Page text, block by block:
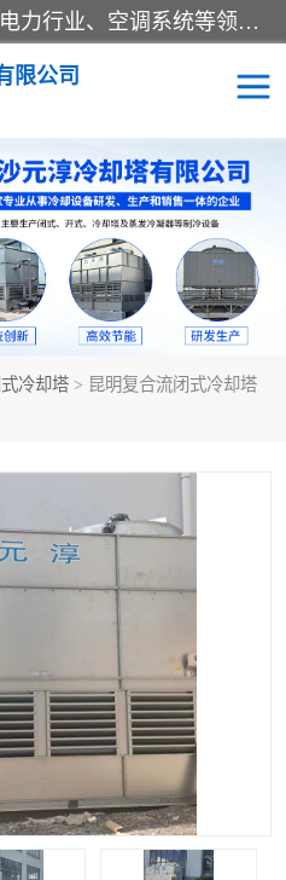
冷却塔广泛应用于工业、电力行业、空调系统等领域。在电力行业中，用于冷却发电机组的循环水；在工业生产中，如化工、冶金等行业，可降低生产过程中产生的热量；在空调系统中，为空调设备提供冷却水源
限公司
冷却塔 > 昆明复合流闭式冷却塔
圆形冷却塔
水箱
水泵